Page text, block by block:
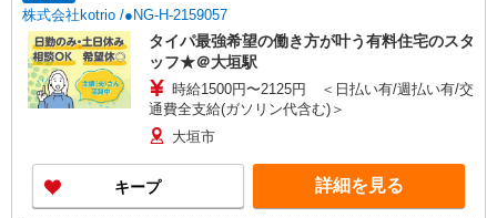
株式会社kotrio /●NG-H-2159057
タイパ最強希望の働き方が叶う有料住宅のスタ
ッフ★＠大垣駅
時給1500円〜2125円 ＜日払い有/週払い有/交
通費全支給(ガソリン代含む)＞
大垣市
キープ 詳細を見る